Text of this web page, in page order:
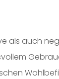
als auch